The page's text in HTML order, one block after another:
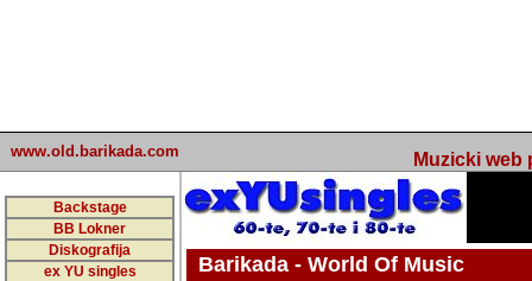
www.old.barikada.com Muzicki web
Backstage
BB Lokner
Diskografija
ex YU singles
Barikada - World Of Music